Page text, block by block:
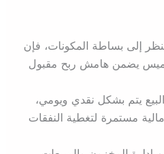
إلى بساطة المكونات، فإن
يضمن هامش ربح مقبول
يتم بشكل نقدي ويومي،
مستمرة لتغطية النفقات